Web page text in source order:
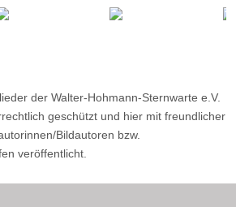
der Walter-Hohmann-Sternwarte e.V.
geschützt und hier mit freundlicher
Bildautoren bzw.
veröffentlicht.